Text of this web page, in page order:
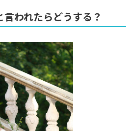
われたらどうする？